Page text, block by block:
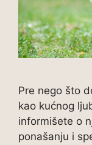
Pre nego što
kao kućnog
informišete o
ponašanju i